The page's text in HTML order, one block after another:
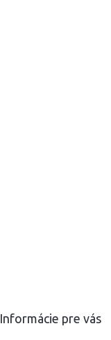
Informácie pre vás